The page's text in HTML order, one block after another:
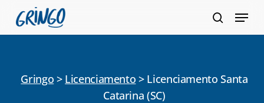
Pular
para
principal
Menu
Gringo > Licenciamento > Licenciamento Santa
Catarina (SC)